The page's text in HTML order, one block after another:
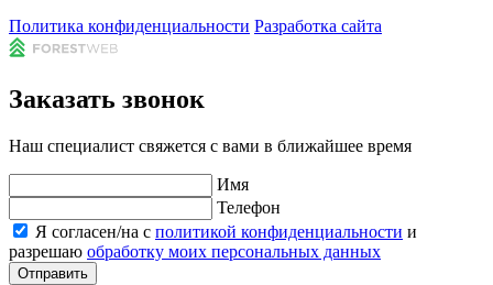
Политика конфиденциальности Разработка сайта
Заказать звонок
Наш специалист свяжется с вами в ближайшее время
Имя
Телефон
Я согласен/на с политикой конфиденциальности и
разрешаю обработку моих персональных данных
Отправить